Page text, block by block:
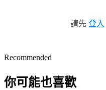
請先 登入
Recommended
你可能也喜歡